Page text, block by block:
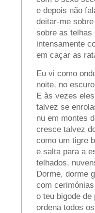
e depois não
deitar-me
sobre as telhas
intensamente
em caçar as
Eu vi como
noite, no
E às vezes
talvez se
nu em montes
cresce talvez
como um tigre
e salta para a
telhados,
Dorme, dorme
com
o teu bigode de
ordena todos